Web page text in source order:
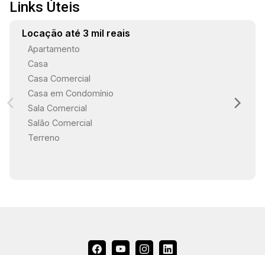
Links Úteis
Locação até 3 mil reais
Apartamento
Casa
Casa Comercial
Casa em Condomínio
Sala Comercial
Salão Comercial
Terreno